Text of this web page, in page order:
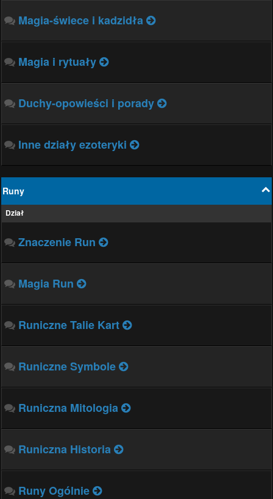
Magia-świece i kadzidła
Magia i rytuały
Duchy-opowieści i porady
Inne działy ezoteryki
Runy
Dział
Znaczenie Run
Magia Run
Runiczne Talie Kart
Runiczne Symbole
Runiczna Mitologia
Runiczna Historia
Runy Ogólnie